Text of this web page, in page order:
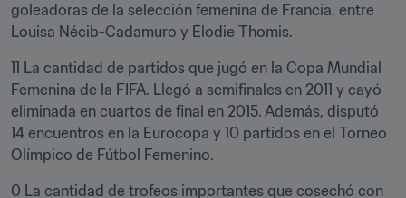
goleadoras de la selección femenina de Francia, entre
Louisa Nécib-Cadamuro y Élodie Thomis.
11 La cantidad de partidos que jugó en la Copa Mundial
Femenina de la FIFA. Llegó a semifinales en 2011 y cayó
eliminada en cuartos de final en 2015. Además, disputó
14 encuentros en la Eurocopa y 10 partidos en el Torneo
Olímpico de Fútbol Femenino.
0 La cantidad de trofeos importantes que cosechó con